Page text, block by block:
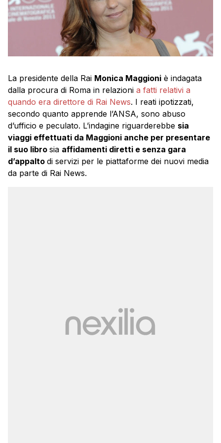
La presidente della Rai Monica Maggioni è indagata
dalla procura di Roma in relazioni a fatti relativi a
quando era direttore di Rai News. I reati ipotizzati,
secondo quanto apprende l’ANSA, sono abuso
d’ufficio e peculato. L’indagine riguarderebbe sia
viaggi effettuati da Maggioni anche per presentare
il suo libro sia affidamenti diretti e senza gara
d’appalto di servizi per le piattaforme dei nuovi media
da parte di Rai News.